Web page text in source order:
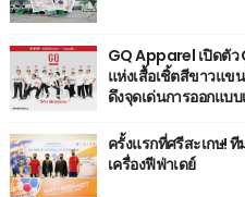
GQ Apparel เปิดตั
แห่งเสื้อเชิ้ตสีขาวแข
ดึงจุดเด่นการออกแบ
ครั้งแรกที่ศรีสะเกษ!
เครื่องฟีฟ่าเดย์